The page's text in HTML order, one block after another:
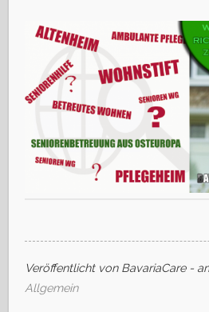
Veröffentlicht von BavariaCare -
Allgemein